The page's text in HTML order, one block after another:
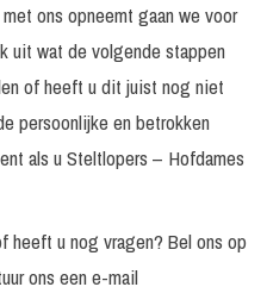
ons opneemt gaan we voor
uit wat de volgende stappen
of heeft u dit juist nog niet
persoonlijke en betrokken
als u Steltlopers – Hofdames
heeft u nog vragen? Bel ons op
ons een e-mail